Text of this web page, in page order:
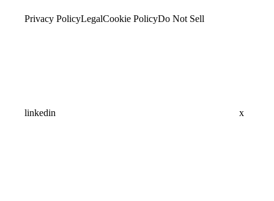
Privacy PolicyLegalCookie PolicyDo Not Sell
linkedin x